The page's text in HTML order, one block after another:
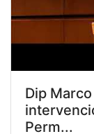
Dip
Perm...